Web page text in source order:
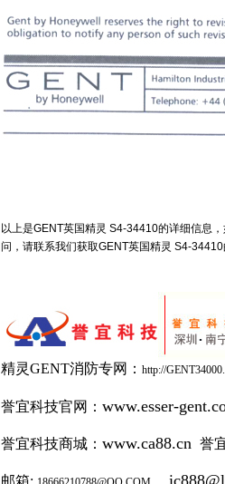
以上是GENT英国精灵 S4-34410的详细信息
问，请联系我们获取GENT英国精灵 S4-
精灵GENT消防专网： http://
誉宜科技官网： www.esser-
誉宜科技商城： www.ca88.cn 誉
邮箱: